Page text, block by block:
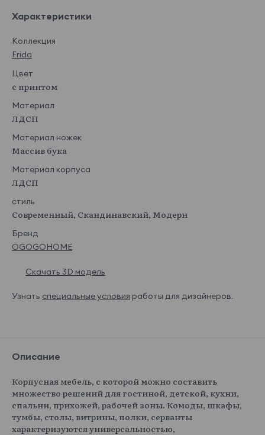
Характеристики
Коллекция
Frida
Цвет
с принтом
Материал
ЛДСП
Материал ножек
Массив бука
Материал корпуса
ЛДСП
стиль
Современный, Скандинавский, Модерн
Бренд
OGOGOHOME
Скачать 3D модель
Узнать специальные условия работы для дизайнеров.
Описание
Корпусная мебель, с которой можно составить
множество решений для гостиной, детской, кухни,
спальни, прихожей, рабочей зоны. Комоды, шкафы,
тумбы, столы, витрины, полки, серванты
характеризуются универсальностью,